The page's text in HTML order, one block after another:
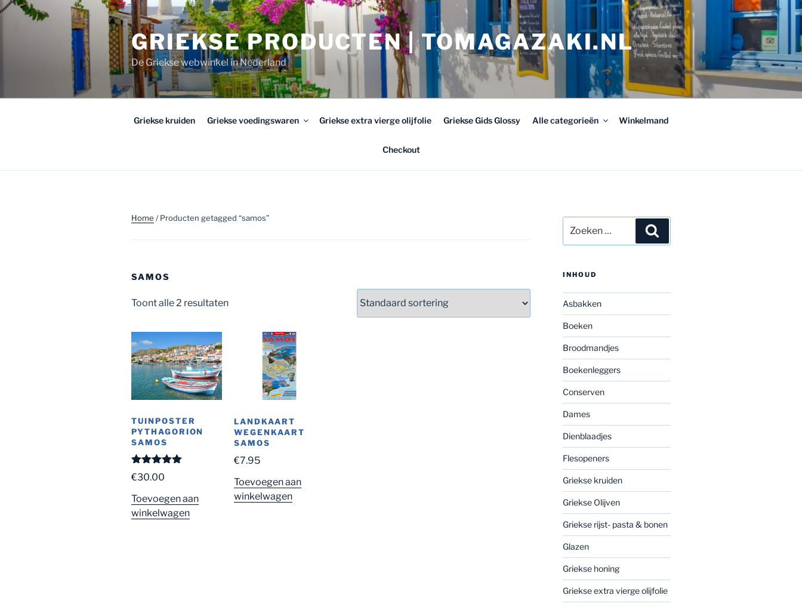
Ga
GRIEKSE PRODUCTEN | TOMAGAZAKI.NL
De Griekse webwinkel in Nederland
Griekse kruiden Griekse voedingswaren Griekse extra vierge olijfolie Griekse Gids Glossy Alle categorieën Winkelmand
Checkout
Home / Producten getagged “samos”
SAMOS
Toont alle 2 resultaten
TUINPOSTER
PYTHAGORION
SAMOS
Gewaardeerd
5.00uit 5
€30.00
Toevoegen aan
winkelwagen
LANDKAART
WEGENKAART
SAMOS
€7.95
Toevoegen aan
winkelwagen
naar:
INHOUD
Asbakken
Boeken
Broodmandjes
Boekenleggers
Conserven
Dames
Dienblaadjes
Flesopeners
Griekse kruiden
Griekse Olijven
Griekse rijst- pasta & bonen
Glazen
Griekse honing
Griekse extra vierge olijfolie